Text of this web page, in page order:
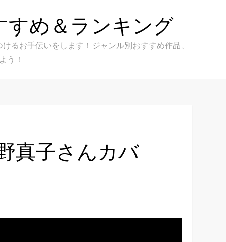
すめ＆ランキング
お手伝いをします！ジャンル別おすすめ作品、
う！
真子さんカバ